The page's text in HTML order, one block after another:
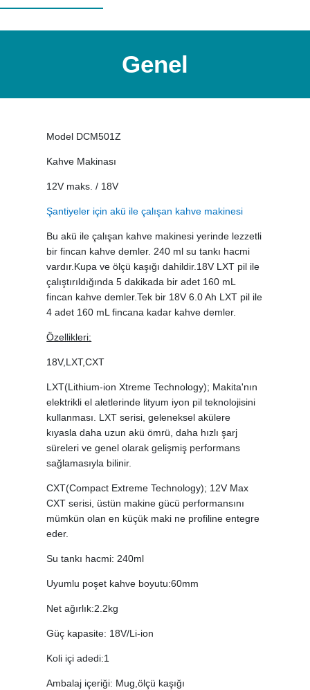
Genel
Model DCM501Z
Kahve Makinası
12V maks. / 18V
Şantiyeler için akü ile çalışan kahve makinesi
Bu akü ile çalışan kahve makinesi yerinde lezzetli
bir fincan kahve demler. 240 ml su tankı hacmi
vardır.Kupa ve ölçü kaşığı dahildir.18V LXT pil ile
çalıştırıldığında 5 dakikada bir adet 160 mL
fincan kahve demler.Tek bir 18V 6.0 Ah LXT pil ile
4 adet 160 mL fincana kadar kahve demler.
Özellikleri:
18V,LXT,CXT
LXT(Lithium-ion Xtreme Technology); Makita'nın
elektrikli el aletlerinde lityum iyon pil teknolojisini
kullanması. LXT serisi, geleneksel akülere
kıyasla daha uzun akü ömrü, daha hızlı şarj
süreleri ve genel olarak gelişmiş performans
sağlamasıyla bilinir.
CXT(Compact Extreme Technology); 12V Max
CXT serisi, üstün makine gücü performansını
mümkün olan en küçük maki ne profiline entegre
eder.
Su tankı hacmi: 240ml
Uyumlu poşet kahve boyutu:60mm
Net ağırlık:2.2kg
Güç kapasite: 18V/Li-ion
Koli içi adedi:1
Ambalaj içeriği: Mug,ölçü kaşığı